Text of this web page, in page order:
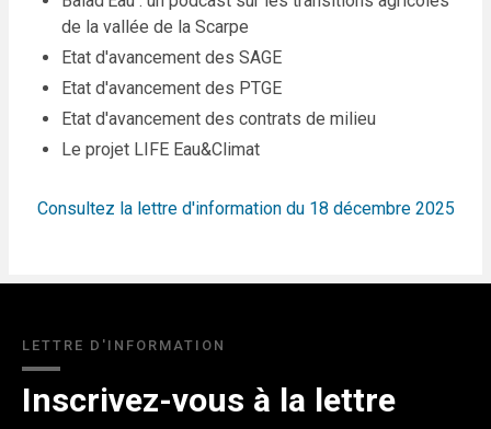
de la vallée de la Scarpe
Etat d'avancement des SAGE
Etat d'avancement des PTGE
Etat d'avancement des contrats de milieu
Le projet LIFE Eau&Climat
Consultez la lettre d'information du 18 décembre 2025
LETTRE D'INFORMATION
Inscrivez-vous à la lettre